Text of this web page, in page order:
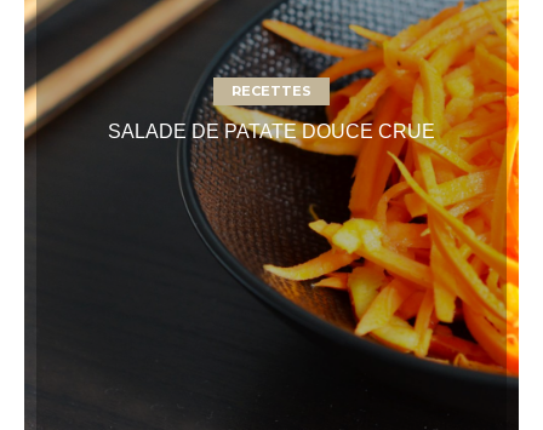
RECETTES
SALADE DE PATATE DOUCE CRUE